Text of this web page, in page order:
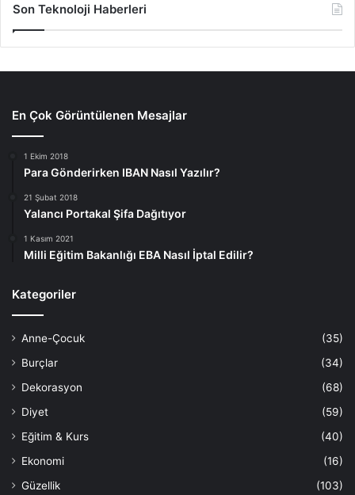
Son Teknoloji Haberleri
En Çok Görüntülenen Mesajlar
1 Ekim 2018
Para Gönderirken IBAN Nasıl Yazılır?
21 Şubat 2018
Yalancı Portakal Şifa Dağıtıyor
1 Kasım 2021
Milli Eğitim Bakanlığı EBA Nasıl İptal Edilir?
Kategoriler
Anne-Çocuk
(35)
Burçlar
(34)
Dekorasyon
(68)
Diyet
(59)
Eğitim & Kurs
(40)
Ekonomi
(16)
Güzellik
(103)